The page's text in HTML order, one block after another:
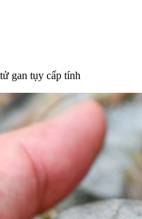
gan tụy cấp tính